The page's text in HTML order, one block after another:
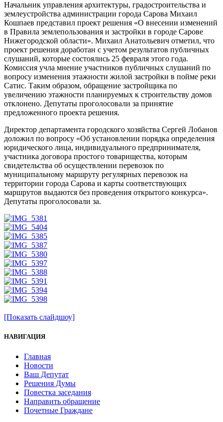
Начальник управления архитектуры, градостроительства и
землеустройства администрации города Сарова Михаил
Кошпаев представил проект решения «О внесении изменений
в Правила землепользования и застройки в городе Сарове
Нижегородской области». Михаил Анатольевич отметил, что
проект решения доработан с учетом результатов публичных
слушаний, которые состоялись 25 февраля этого года.
Комиссия учла мнение участников публичных слушаний по
вопросу изменения этажности жилой застройки в пойме реки
Сатис. Таким образом, обращение застройщика по
увеличению этажности планируемых к строительству домов
отклонено. Депутаты проголосовали за принятие
предложенного проекта решения.
Директор департамента городского хозяйства Сергей Лобанов
доложил по вопросу «Об установлении порядка определения
юридического лица, индивидуального предпринимателя,
участника договора простого товарищества, которым
свидетельства об осуществлении перевозок по
муниципальному маршруту регулярных перевозок на
территории города Сарова и карты соответствующих
маршрутов выдаются без проведения открытого конкурса».
Депутаты проголосовали за.
[Показать слайдшоу]
НАВИГАЦИЯ
Главная
Новости
Ваш Депутат
Решения Думы
Повестка заседания
Направить обращение
Почетные Граждане